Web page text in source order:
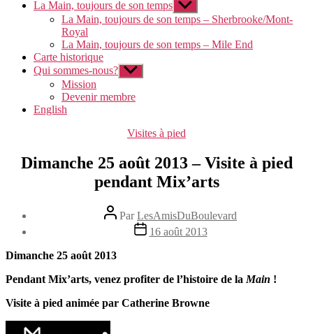
La Main, toujours de son temps Afficher
sous-
menu
La Main, toujours de son temps – Sherbrooke/Mont-
Royal
La Main, toujours de son temps – Mile End
Carte historique
Qui sommes-nous? Afficher
sous-
menu
Mission
Devenir membre
English
Catégories
Visites à pied
Dimanche 25 août 2013 – Visite à pied
pendant Mix’arts
Auteur
de
l'article
ParLesAmisDuBoulevard
Date16 août 2013
Dimanche 25 août 2013
Pendant Mix’arts, venez profiter de l’histoire de la Main !
Visite à pied animée par Catherine Browne